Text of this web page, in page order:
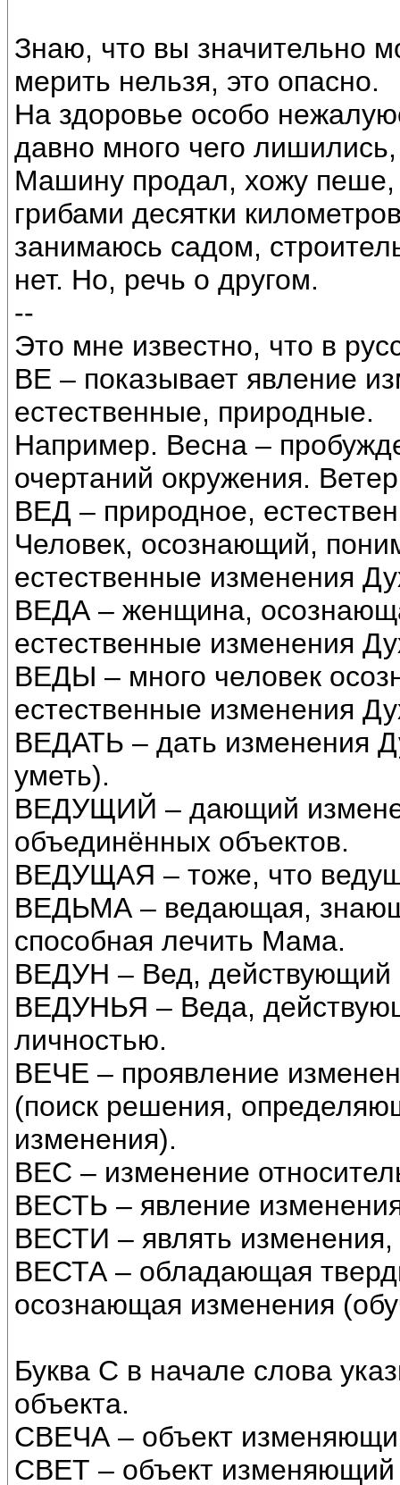
Знаю, что вы значительно
мерить нельзя, это опасно.
На здоровье особо
давно много чего
Машину продал, хожу пеше,
грибами десятки
занимаюсь садом,
нет. Но, речь о другом.
--
Это мне известно, что в
ВЕ – показывает явление
естественные, природные.
Например. Весна –
очертаний окружения.
ВЕД – природное,
Человек, осознающий,
естественные изменения
ВЕДА – женщина,
естественные изменения
ВЕДЫ – много человек
естественные изменения
ВЕДАТЬ – дать изменения
уметь).
ВЕДУЩИЙ – дающий
объединённых объектов.
ВЕДУЩАЯ – тоже, что
ВЕДЬМА – ведающая,
способная лечить Мама.
ВЕДУН – Вед, действующий
ВЕДУНЬЯ – Веда,
личностью.
ВЕЧЕ – проявление
(поиск решения,
изменения).
ВЕС – изменение
ВЕСТЬ – явление
ВЕСТИ – являть изменения,
ВЕСТА – обладающая
осознающая изменения
Буква С в начале слова
объекта.
СВЕЧА – объект
СВЕТ – объект